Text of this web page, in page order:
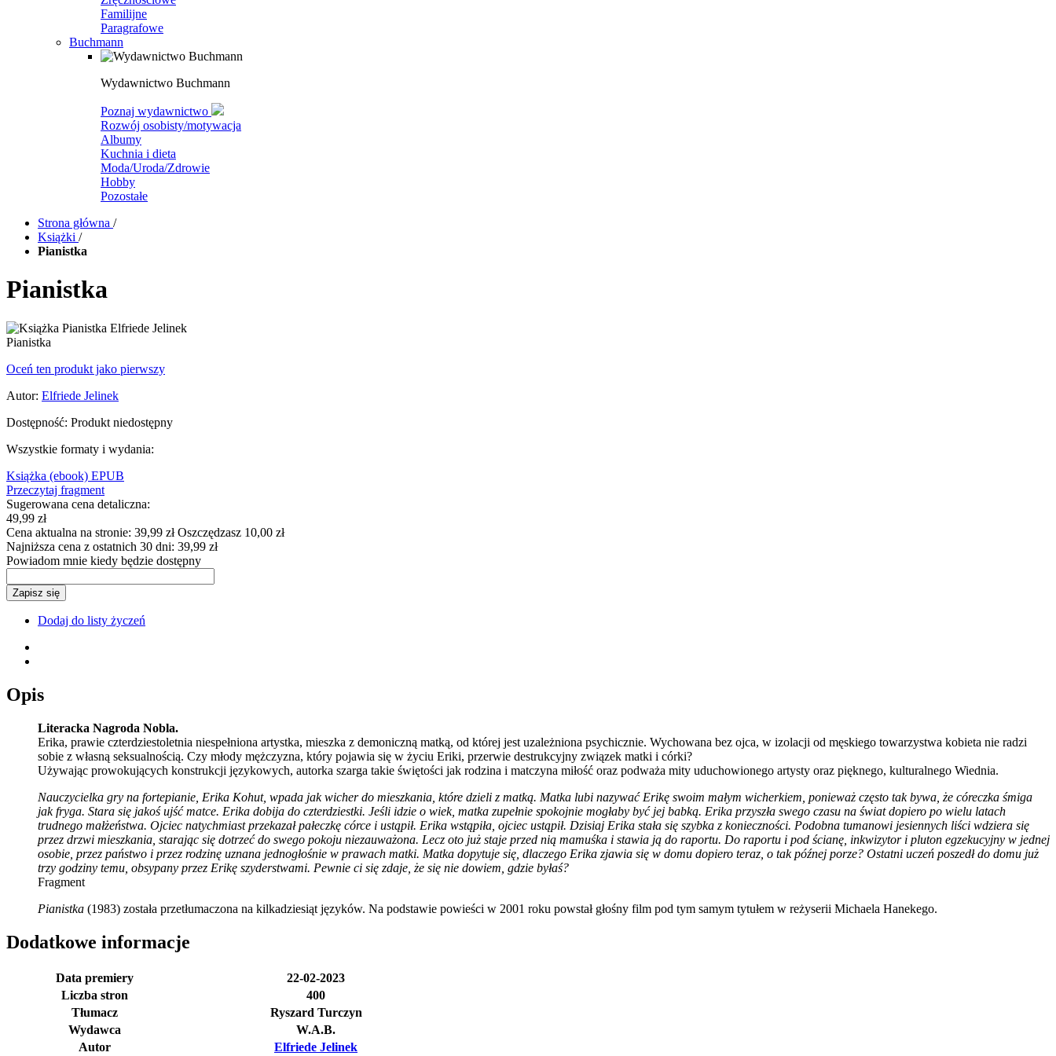
Familijne
Paragrafowe
Buchmann
Wydawnictwo Buchmann
Poznaj wydawnictwo
Rozwój osobisty/motywacja
Albumy
Kuchnia i dieta
Moda/Uroda/Zdrowie
Hobby
Pozostałe
Strona główna /
Książki /
Pianistka
Pianistka
Pianistka
Oceń ten produkt jako pierwszy
Autor: Elfriede Jelinek
Dostępność: Produkt niedostępny
Wszystkie formaty i wydania:
Książka (ebook) EPUB
Przeczytaj fragment
Sugerowana cena detaliczna:
49,99 zł
Cena aktualna na stronie: 39,99 złOszczędzasz 10,00 zł
Najniższa cena z ostatnich 30 dni: 39,99 zł
Powiadom mnie kiedy będzie dostępny
Zapisz się
Dodaj do listy życzeń
Opis
Literacka Nagroda Nobla.
Erika, prawie czterdziestoletnia niespełniona artystka, mieszka z demoniczną matką, od której jest uzależniona psychicznie. Wychowana bez ojca, w izolacji od męskiego towarzystwa kobieta nie radzi
sobie z własną seksualnością. Czy młody mężczyzna, który pojawia się w życiu Eriki, przerwie destrukcyjny związek matki i córki?
Używając prowokujących konstrukcji językowych, autorka szarga takie świętości jak rodzina i matczyna miłość oraz podważa mity uduchowionego artysty oraz pięknego, kulturalnego Wiednia.
Nauczycielka gry na fortepianie, Erika Kohut, wpada jak wicher do mieszkania, które dzieli z matką. Matka lubi nazywać Erikę swoim małym wicherkiem, ponieważ często tak bywa, że córeczka śmiga
jak fryga. Stara się jakoś ujść matce. Erika dobija do czterdziestki. Jeśli idzie o wiek, matka zupełnie spokojnie mogłaby być jej babką. Erika przyszła swego czasu na świat dopiero po wielu latach
trudnego małżeństwa. Ojciec natychmiast przekazał pałeczkę córce i ustąpił. Erika wstąpiła, ojciec ustąpił. Dzisiaj Erika stała się szybka z konieczności. Podobna tumanowi jesiennych liści wdziera się
przez drzwi mieszkania, starając się dotrzeć do swego pokoju niezauważona. Lecz oto już staje przed nią mamuśka i stawia ją do raportu. Do raportu i pod ścianę, inkwizytor i pluton egzekucyjny w jednej
osobie, przez państwo i przez rodzinę uznana jednogłośnie w prawach matki. Matka dopytuje się, dlaczego Erika zjawia się w domu dopiero teraz, o tak późnej porze? Ostatni uczeń poszedł do domu już
trzy godziny temu, obsypany przez Erikę szyderstwami. Pewnie ci się zdaje, że się nie dowiem, gdzie byłaś?
Fragment
Pianistka (1983) została przetłumaczona na kilkadziesiąt języków. Na podstawie powieści w 2001 roku powstał głośny film pod tym samym tytułem w reżyserii Michaela Hanekego.
Dodatkowe informacje
Data premiery
22-02-2023
Liczba stron
400
Tłumacz
Ryszard Turczyn
Wydawca
W.A.B.
Autor
Elfriede Jelinek